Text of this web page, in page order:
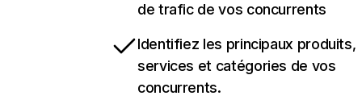
de trafic de vos concurrents
Identifiez les principaux produits,
services et catégories de vos
concurrents.